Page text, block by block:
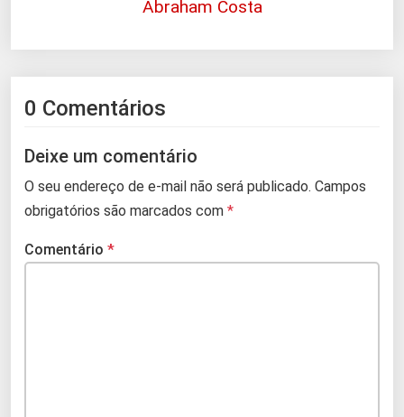
Abraham Costa
0 Comentários
Deixe um comentário
O seu endereço de e-mail não será publicado. Campos
obrigatórios são marcados com *
Comentário *